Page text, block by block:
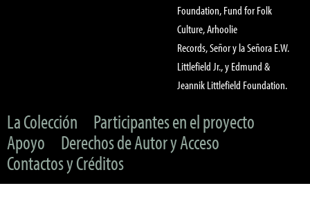
Foundation, Fund for Folk
Culture, Arhoolie
Records, Señor y la Señora E.W.
Littlefield Jr., y Edmund &
Jeannik Littlefield Foundation.
La Colección
Participantes en el proyecto
Apoyo
Derechos de Autor y Acceso
Contactos y Créditos